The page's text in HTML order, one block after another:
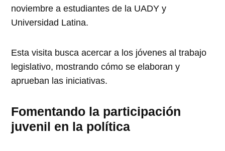
noviembre a estudiantes de la UADY y
Universidad Latina.
Esta visita busca acercar a los jóvenes al trabajo
legislativo, mostrando cómo se elaboran y
aprueban las iniciativas.
Fomentando la participación
juvenil en la política